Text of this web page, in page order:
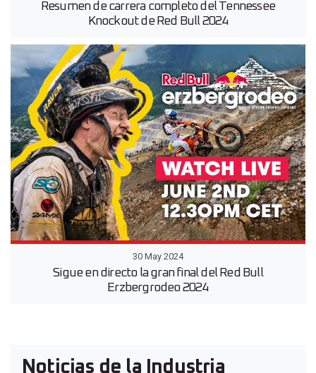
Resumen de carrera completo del Tennessee
Knockout de Red Bull 2024
30 May 2024
Sigue en directo la gran final del Red Bull
Erzbergrodeo 2024
Noticias de la Industria